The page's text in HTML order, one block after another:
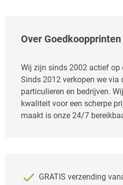
Over Goedkoopprinten
Wij zijn sinds 2002 actief op
Sinds 2012 verkopen we via
particulieren en bedrijven.
kwaliteit voor een scherpe
maakt is onze 24/7
GRATIS verzending